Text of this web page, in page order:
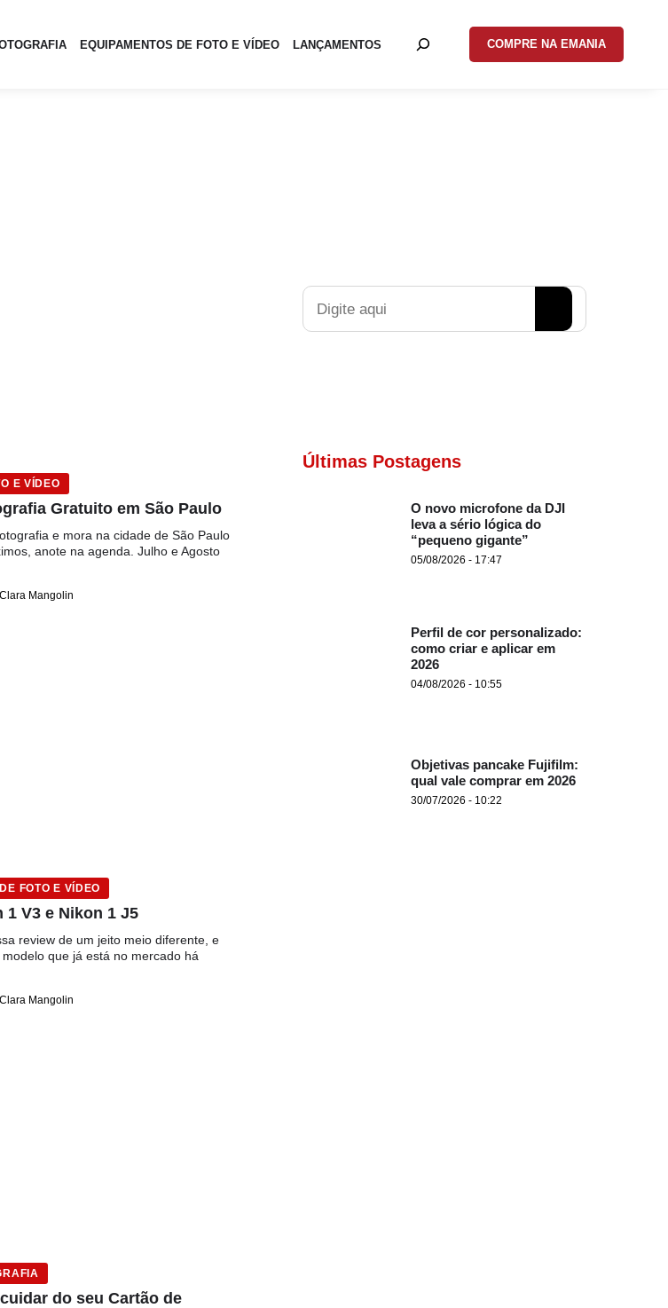
EQUIPAMENTOS DE FOTO E VÍDEO LANÇAMENTOS COMPRE NA EMANIA
E VÍDEO
Gratuito em São Paulo
e mora na cidade de São Paulo
anote na agenda. Julho e Agosto
Clara Mangolin
FOTO E VÍDEO
1 V3 e Nikon 1 J5
review de um jeito meio diferente, e
que já está no mercado há
Clara Mangolin
do seu Cartão de
Pesquisar
Últimas Postagens
O novo microfone da DJI
leva a sério lógica do
“pequeno gigante”
05/08/2026 - 17:47
Perfil de cor personalizado:
como criar e aplicar em
2026
04/08/2026 - 10:55
Objetivas pancake Fujifilm:
qual vale comprar em 2026
30/07/2026 - 10:22